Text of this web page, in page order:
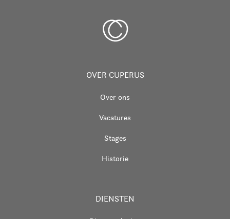
OVER CUPERUS
Over ons
Vacatures
Stages
Historie
DIENSTEN